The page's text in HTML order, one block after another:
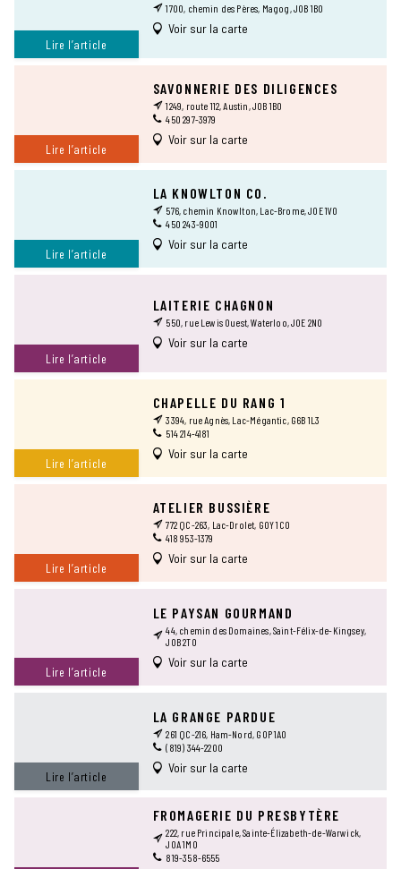
Lire l’article
1700, chemin des Pères, Magog, J0B 1B0
Voir sur la carte
Lire l’article
SAVONNERIE DES DILIGENCES
1249, route 112, Austin, J0B 1B0
450 297-3979
Voir sur la carte
Lire l’article
LA KNOWLTON CO.
576, chemin Knowlton, Lac-Brome, J0E 1V0
450 243-9001
Voir sur la carte
Lire l’article
LAITERIE CHAGNON
550, rue Lewis Ouest, Waterloo, J0E 2N0
Voir sur la carte
Lire l’article
CHAPELLE DU RANG 1
3394, rue Agnès, Lac-Mégantic, G6B 1L3
514 214-4181
Voir sur la carte
Lire l’article
ATELIER BUSSIÈRE
772 QC-263, Lac-Drolet, G0Y 1C0
418 953-1379
Voir sur la carte
Lire l’article
LE PAYSAN GOURMAND
44, chemin des Domaines, Saint-Félix-de-Kingsey,
J0B 2T0
Voir sur la carte
Lire l’article
LA GRANGE PARDUE
261 QC-216, Ham-Nord, G0P 1A0
(819) 344-2200
Voir sur la carte
FROMAGERIE DU PRESBYTÈRE
222, rue Principale, Sainte-Élizabeth-de-Warwick,
J0A 1M0
819-358-6555